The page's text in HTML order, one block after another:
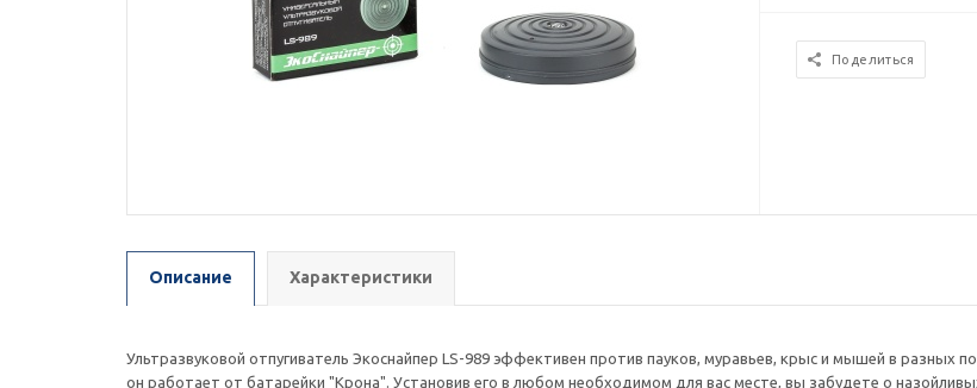
Поделиться
Описание Характеристики
Ультразвуковой отпугиватель Экоснайпер LS-989 эффективен против пауков, муравьев, крыс и мышей в разных
он работает от батарейки "Крона". Установив его в любом необходимом для вас месте, вы забудете о